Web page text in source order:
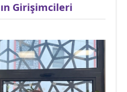
Girişimcileri